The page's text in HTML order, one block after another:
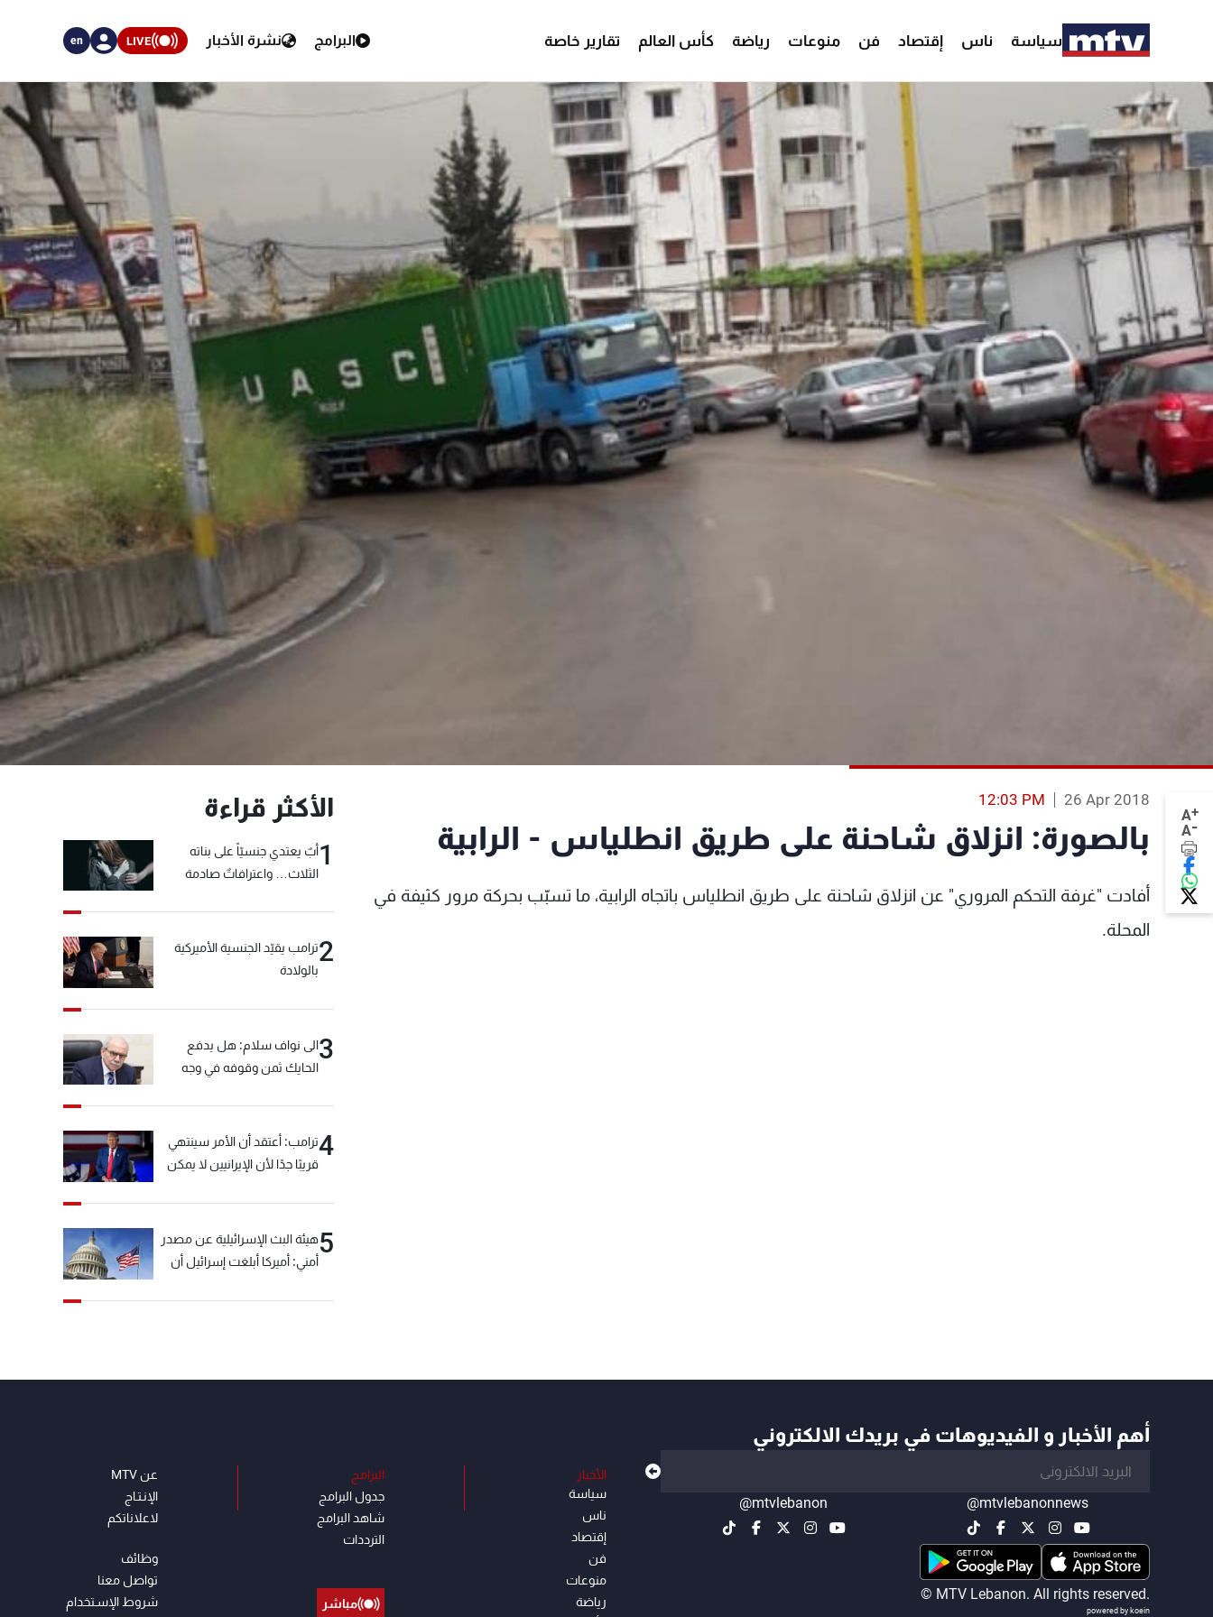
سياسة ناس إقتصاد فن منوعات رياضة كأس العالم تقارير خاصة البرامج نشرة الأخبار LIVE
en
A+
A-
26 Apr 2018
12:03 PM
بالصورة: انزلاق شاحنة على طريق انطلياس - الرابية
أفادت "غرفة التحكم المروري" عن انزلاق شاحنة على طريق انطلياس باتجاه الرابية، ما تسبّب بحركة مرور كثيفة في
المحلة.
الأكثر قراءة
1أبٌ يعتدي جنسيّاً على بناته
الثلاث… واعترافاتٌ صادمة
2ترامب يقيّد الجنسية الأميركية
بالولادة
3الى نواف سلام: هل يدفع
الحايك ثمن وقوفه في وجه
4ترامب: أعتقد أن الأمر سينتهي
قريبًا جدًا لأن الإيرانيين لا يمكن
5هيئة البث الإسرائيلية عن مصدر
أمني: أميركا أبلغت إسرائيل أن
أهم الأخبار و الفيديوهات في بريدك الالكتروني
@mtvlebanonnews
@mtvlebanon
© MTV Lebanon. All rights reserved.
powered by koein
الأخبار
سياسة
ناس
إقتصاد
فن
منوعات
رياضة
البرامج
جدول البرامج
شاهد البرامج
الترددات
مباشر
عن MTV
الإنـتـاج
لاعلاناتكم
وظائف
تواصل معنا
شروط الإسـتخدام